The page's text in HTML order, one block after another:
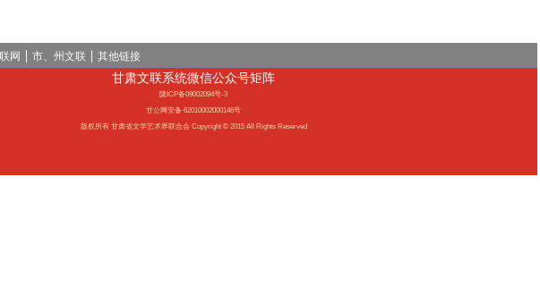
网 市、州文联 其他链接
甘肃文联系统微信公众号矩阵
陇ICP备09002094号-3
甘公网安备 62010002000146号
版权所有 甘肃省文学艺术界联合会 Copyright © 2015 All Rights Reserved